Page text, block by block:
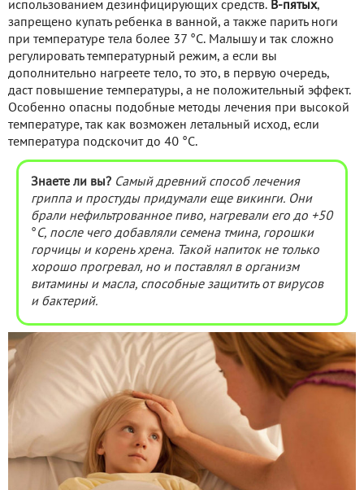
использованием дезинфицирующих средств. В-пятых,
запрещено купать ребенка в ванной, а также парить ноги
при температуре тела более 37 °С. Малышу и так сложно
регулировать температурный режим, а если вы
дополнительно нагреете тело, то это, в первую очередь,
даст повышение температуры, а не положительный эффект.
Особенно опасны подобные методы лечения при высокой
температуре, так как возможен летальный исход, если
температура подскочит до 40 °С.
Знаете ли вы? Самый древний способ лечения
гриппа и простуды придумали еще викинги. Они
брали нефильтрованное пиво, нагревали его до +50
° С, после чего добавляли семена тмина, горошки
горчицы и корень хрена. Такой напиток не только
хорошо прогревал, но и поставлял в организм
витамины и масла, способные защитить от вирусов
и бактерий.